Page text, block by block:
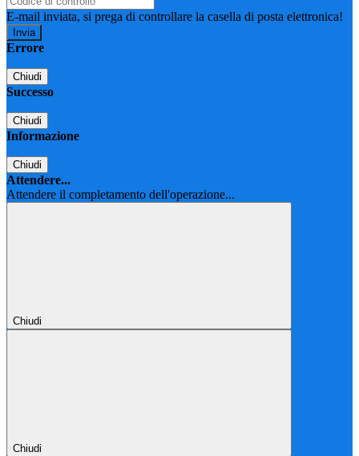
E-mail inviata, si prega di controllare la casella di posta elettronica!
Errore
Chiudi
Successo
Chiudi
Informazione
Chiudi
Attendere...
Attendere il completamento dell'operazione...
Chiudi
Chiudi